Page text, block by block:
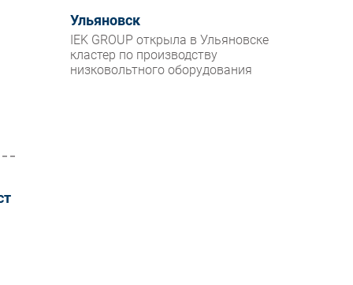
Ульяновск
IEK GROUP открыла в Ульяновске
кластер по производству
низковольтного оборудования